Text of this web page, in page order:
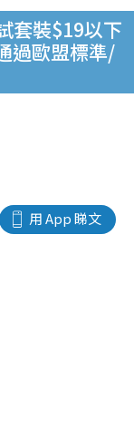
套裝$19以下
過歐盟標準/
用 App 睇文